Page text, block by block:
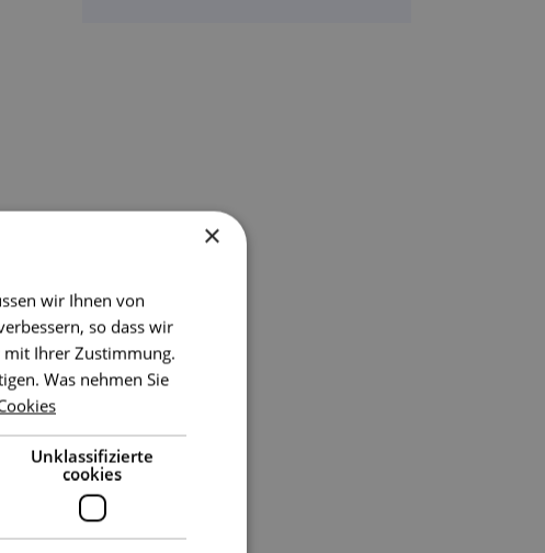
×
wir Ihnen von
so dass wir
mit Ihrer Zustimmung.
Was nehmen Sie
Unklassifizierte
cookies